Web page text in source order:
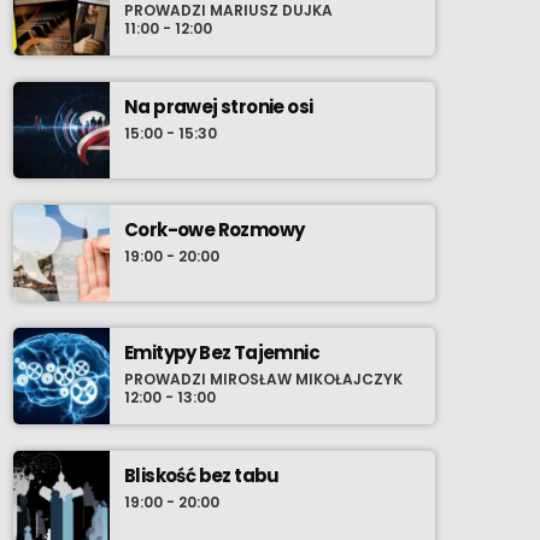
muzycznych. Stamtąd rzeką bardziej
świadomych wyborów wieku młodzieńczego,
szanse wyłowienia najnowszego, osobistego
przeboju zdają się być nieskończone. Nie
chowaj zatem w środowy wieczór swoich
przyborów do relaksu i ustaw radio-komputer
na Radio Cenzura o 21:30 polskiego czasu.
PROWADZI MARIUSZ DUJKA
11:00 - 12:00
Na prawej stronie osi
15:00 - 15:30
Cork-owe Rozmowy
19:00 - 20:00
Emitypy Bez Tajemnic
PROWADZI MIROSŁAW MIKOŁAJCZYK
12:00 - 13:00
Bliskość bez tabu
19:00 - 20:00